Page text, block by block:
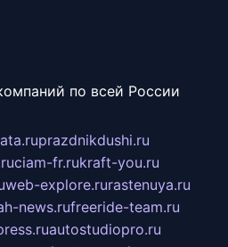
по всей России
prazdnikdushi.ru
ciam-fr.rukraft-you.ru
web-explore.rurastenuya.ru
news.rufreeride-team.ru
autostudiopro.ru